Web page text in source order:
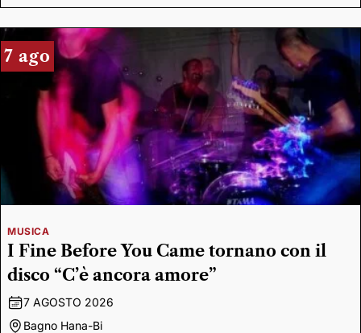
7 ago
MUSICA
I Fine Before You Came tornano con il
disco “C’è ancora amore”
7 AGOSTO 2026
Bagno Hana-Bi